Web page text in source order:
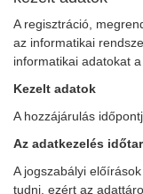
A regisztráció,
az informatikai
informatikai adatokat
Kezelt adatok
A hozzájárulás
Az adatkezelés
A jogszabályi
tudni, ezért az